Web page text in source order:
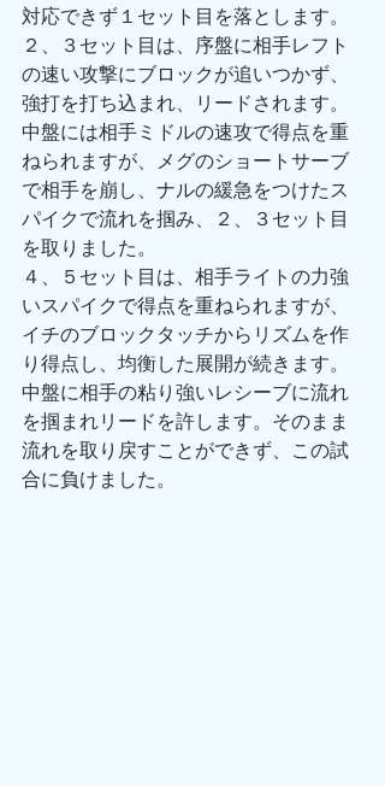
対応できず１セット目を落とします。
２、３セット目は、序盤に相手レフト
の速い攻撃にブロックが追いつかず、
強打を打ち込まれ、リードされます。
中盤には相手ミドルの速攻で得点を重
ねられますが、メグのショートサーブ
で相手を崩し、ナルの緩急をつけたス
パイクで流れを掴み、２、３セット目
を取りました。
４、５セット目は、相手ライトの力強
いスパイクで得点を重ねられますが、
イチのブロックタッチからリズムを作
り得点し、均衡した展開が続きます。
中盤に相手の粘り強いレシーブに流れ
を掴まれリードを許します。そのまま
流れを取り戻すことができず、この試
合に負けました。